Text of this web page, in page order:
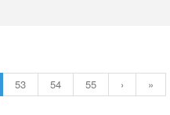
53 54 55 › »